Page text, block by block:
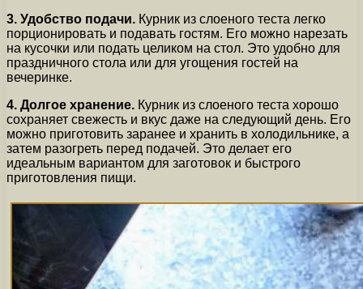
3. Удобство подачи. Курник из слоеного теста легко
порционировать и подавать гостям. Его можно нарезать
на кусочки или подать целиком на стол. Это удобно для
праздничного стола или для угощения гостей на
вечеринке.
4. Долгое хранение. Курник из слоеного теста хорошо
сохраняет свежесть и вкус даже на следующий день. Его
можно приготовить заранее и хранить в холодильнике, а
затем разогреть перед подачей. Это делает его
идеальным вариантом для заготовок и быстрого
приготовления пищи.